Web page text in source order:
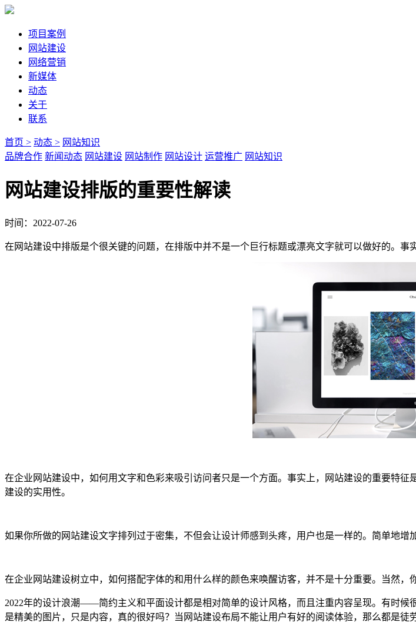
项目案例
网站建设
网络营销
新媒体
动态
关于
联系
首页 > 动态 > 网站知识
品牌合作 新闻动态 网站建设 网站制作 网站设计 运营推广 网站知识
网站建设排版的重要性解读
时间：2022-07-26
在网站建设中排版是个很关键的问题，在排版中并不是一个巨行标题或漂亮文字就可以做好的。事
在企业网站建设中，如何用文字和色彩来吸引访问者只是一个方面。事实上，网站建设的重要特
建设的实用性。
如果你所做的网站建设文字排列过于密集，不但会让设计师感到头疼，用户也是一样的。简单地增
在企业网站建设树立中，如何搭配字体的和用什么样的颜色来唤醒访客，并不是十分重要。当然
2022年的设计浪潮——简约主义和平面设计都是相对简单的设计风格，而且注重内容呈现。有时
是精美的图片，只是内容，真的很好吗？当网站建设布局不能让用户有好的阅读体验，那么都是徒